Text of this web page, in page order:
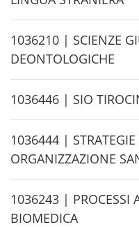
d
e
H
i
d
e
1036210 | SCIENZE
DEONTOLOGICHE
H
i
d
e
1036446 | SIO
H
i
d
e
1036444 |
ORGANIZZAZIONE
H
i
1036243 | PROCESSI
BIOMEDICA